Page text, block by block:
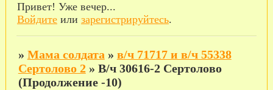
Привет! Уже вечер...
Войдитеили зарегистрируйтесь.
» Мама солдата » в/ч 71717 и в/ч 55338
Сертолово 2 » В/ч 30616-2 Сертолово
(Продолжение -10)